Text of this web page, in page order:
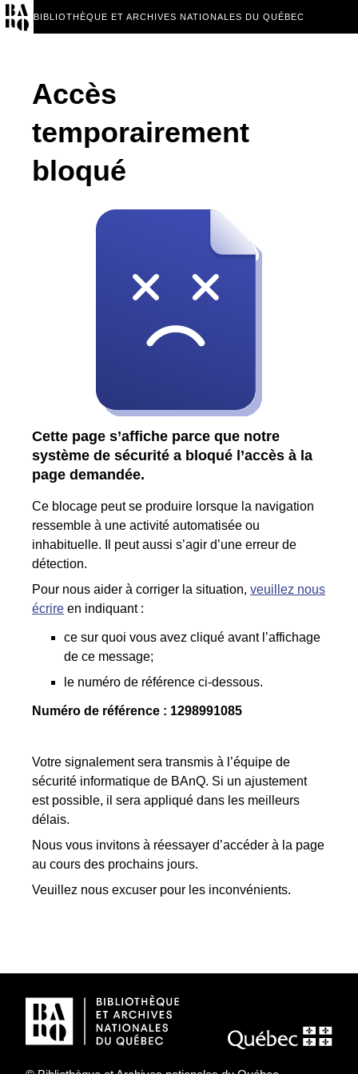
BIBLIOTHÈQUE ET ARCHIVES NATIONALES DU QUÉBEC
Accès
temporairement
bloqué
Cette page s’affiche parce que notre
système de sécurité a bloqué l’accès à la
page demandée.
Ce blocage peut se produire lorsque la navigation
ressemble à une activité automatisée ou
inhabituelle. Il peut aussi s’agir d’une erreur de
détection.
Pour nous aider à corriger la situation, veuillez nous
écrire en indiquant :
ce sur quoi vous avez cliqué avant l’affichage
de ce message;
le numéro de référence ci-dessous.
Numéro de référence : 1298991085
Votre signalement sera transmis à l’équipe de
sécurité informatique de BAnQ. Si un ajustement
est possible, il sera appliqué dans les meilleurs
délais.
Nous vous invitons à réessayer d’accéder à la page
au cours des prochains jours.
Veuillez nous excuser pour les inconvénients.